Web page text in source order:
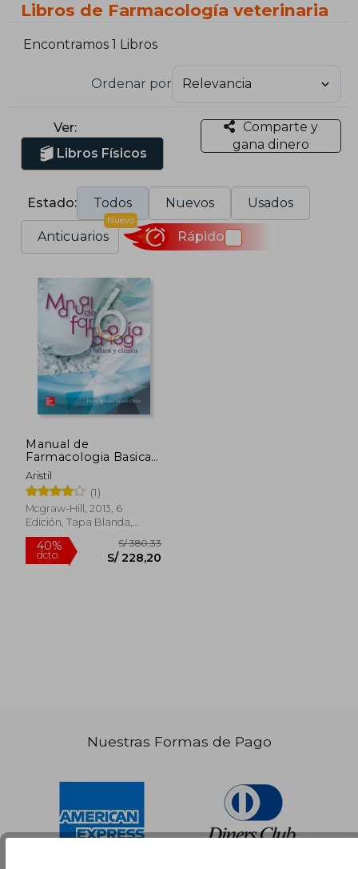
Libros de Farmacología veterinaria
Encontramos 1 Libros
Ordenar por
Ver:
Libros Físicos
Comparte y
gana dinero
Estado: Todos Nuevos Usados
Anticuarios
Nuevo
Rápido
Manual de
Farmacologia Basica
y Clinica
Aristil
(1)
Mcgraw-Hill, 2013, 6
Edición, Tapa Blanda,
Nuevo
Nuestras Formas de Pago